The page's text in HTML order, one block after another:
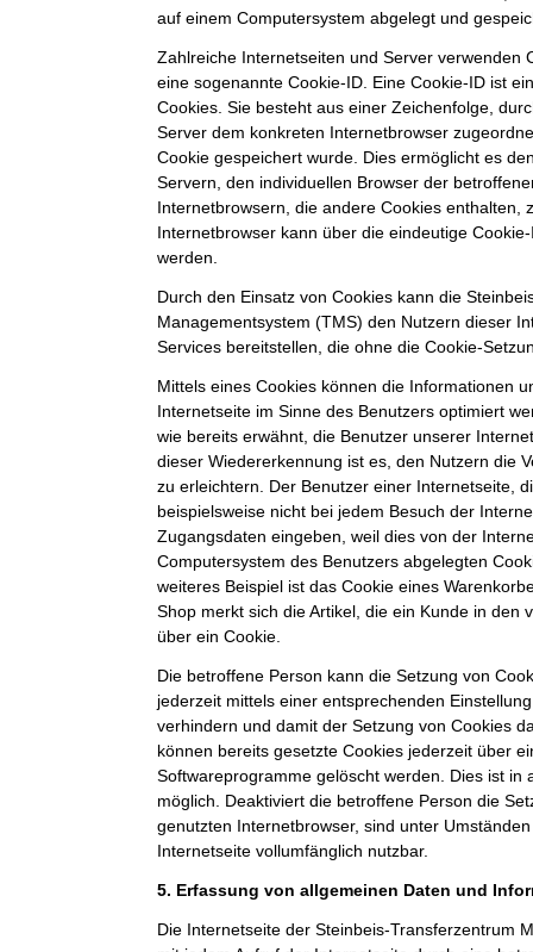
auf einem Computersystem abgelegt und
Zahlreiche Internetseiten und Server verwenden
eine sogenannte Cookie-ID. Eine Cookie-ID ist
Cookies. Sie besteht aus einer Zeichenfolge,
Server dem konkreten Internetbrowser
Cookie gespeichert wurde. Dies ermöglicht es
Servern, den individuellen Browser der
Internetbrowsern, die andere Cookies enthalten,
Internetbrowser kann über die eindeutige
werden.
Durch den Einsatz von Cookies kann die
Managementsystem (TMS) den Nutzern dieser
Services bereitstellen, die ohne die Cookie-
Mittels eines Cookies können die Informationen
Internetseite im Sinne des Benutzers optimiert
wie bereits erwähnt, die Benutzer unserer
dieser Wiedererkennung ist es, den Nutzern die
zu erleichtern. Der Benutzer einer Internetseite,
beispielsweise nicht bei jedem Besuch der
Zugangsdaten eingeben, weil dies von der
Computersystem des Benutzers abgelegten
weiteres Beispiel ist das Cookie eines
Shop merkt sich die Artikel, die ein Kunde in den
über ein Cookie.
Die betroffene Person kann die Setzung von
jederzeit mittels einer entsprechenden
verhindern und damit der Setzung von Cookies
können bereits gesetzte Cookies jederzeit über
Softwareprogramme gelöscht werden. Dies ist in
möglich. Deaktiviert die betroffene Person die
genutzten Internetbrowser, sind unter
Internetseite vollumfänglich nutzbar.
5. Erfassung von allgemeinen Daten und
Die Internetseite der Steinbeis-Transferzentrum